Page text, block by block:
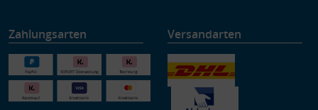
Zahlungsarten Versandarten